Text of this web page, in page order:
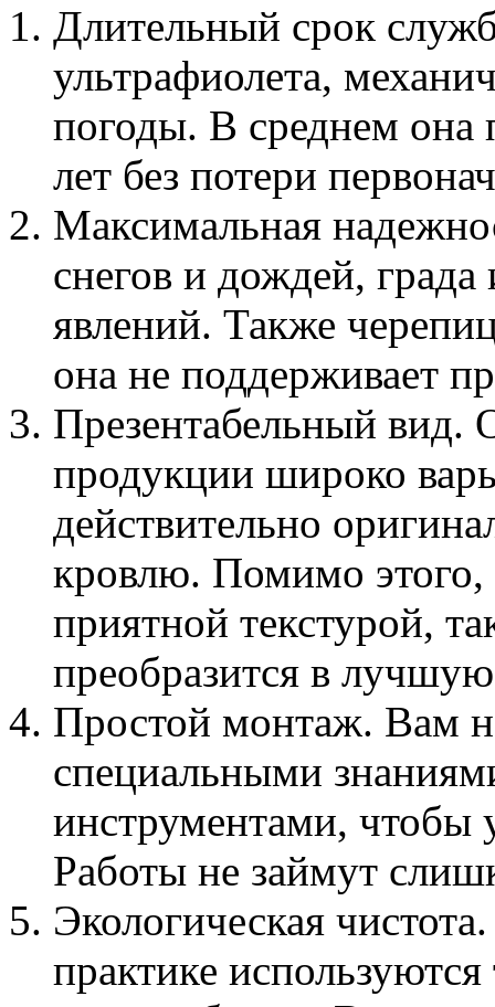
Длительный срок
ультрафиолета,
погоды. В среднем она
лет без потери
Максимальная
снегов и дождей,
явлений. Также
она не поддерживает
Презентабельный вид.
продукции широко
действительно
кровлю. Помимо этого,
приятной текстурой,
преобразится в
Простой монтаж. Вам
специальными
инструментами, чтобы
Работы не займут
Экологическая
практике